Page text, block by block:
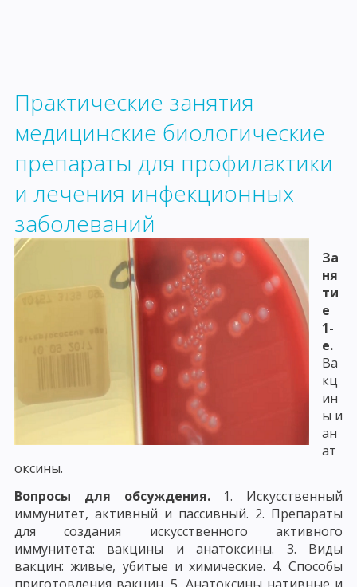
Практические занятия
медицинские биологические
препараты для профилактики
и лечения инфекционных
заболеваний
За
ня
ти
е
1-
е.
Ва
кц
ин
ы и
ан
ат
оксины.
Вопросы для обсуждения. 1. Искусственный
иммунитет, активный и пассивный. 2. Препараты
для создания искусственного активного
иммунитета: вакцины и анатоксины. 3. Виды
вакцин: живые, убитые и химические. 4. Способы